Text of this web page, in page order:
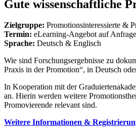
Gute wissenschaftliche
Zielgruppe: Promotionsinteressierte &
Termin: eLearning-Angebot auf
Sprache: Deutsch & Englisch
Wie sind Forschungsergebnisse zu
Praxis in der Promotion“, in Deutsch
In Kooperation mit der
an. Hierin werden weitere
Promovierende relevant sind.
Weitere Informationen &